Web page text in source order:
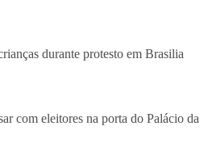
durante protesto em Brasilia